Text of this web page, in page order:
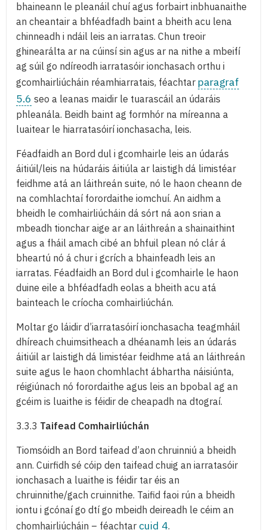
bhaineann le pleanáil chuí agus forbairt inbhuanaithe
an cheantair a bhféadfadh baint a bheith acu lena
chinneadh i ndáil leis an iarratas. Chun treoir
ghinearálta ar na cúinsí sin agus ar na nithe a mbeifí
ag súil go ndíreodh iarratasóir ionchasach orthu i
gcomhairliúcháin réamhiarratais, féachtar paragraf
5.6 seo a leanas maidir le tuarascáil an údaráis
phleanála. Beidh baint ag formhór na míreanna a
luaitear le hiarratasóirí ionchasacha, leis.
Féadfaidh an Bord dul i gcomhairle leis an údarás
áitiúil/leis na húdaráis áitiúla ar laistigh dá limistéar
feidhme atá an láithreán suite, nó le haon cheann de
na comhlachtaí forordaithe iomchuí. An aidhm a
bheidh le comhairliúcháin dá sórt ná aon srian a
mbeadh tionchar aige ar an láithreán a shainaithint
agus a fháil amach cibé an bhfuil plean nó clár á
bheartú nó á chur i gcrích a bhainfeadh leis an
iarratas. Féadfaidh an Bord dul i gcomhairle le haon
duine eile a bhféadfadh eolas a bheith acu atá
bainteach le críocha comhairliúchán.
Moltar go láidir d’iarratasóirí ionchasacha teagmháil
dhíreach chuimsitheach a dhéanamh leis an údarás
áitiúil ar laistigh dá limistéar feidhme atá an láithreán
suite agus le haon chomhlacht ábhartha náisiúnta,
réigiúnach nó forordaithe agus leis an bpobal ag an
gcéim is luaithe is féidir de cheapadh na dtograí.
3.3.3 Taifead Comhairliúchán
Tiomsóidh an Bord taifead d’aon chruinniú a bheidh
ann. Cuirfidh sé cóip den taifead chuig an iarratasóir
ionchasach a luaithe is féidir tar éis an
chruinnithe/gach cruinnithe. Taifid faoi rún a bheidh
iontu i gcónaí go dtí go mbeidh deireadh le céim an
chomhairliúcháin – féachtar cuid 4.